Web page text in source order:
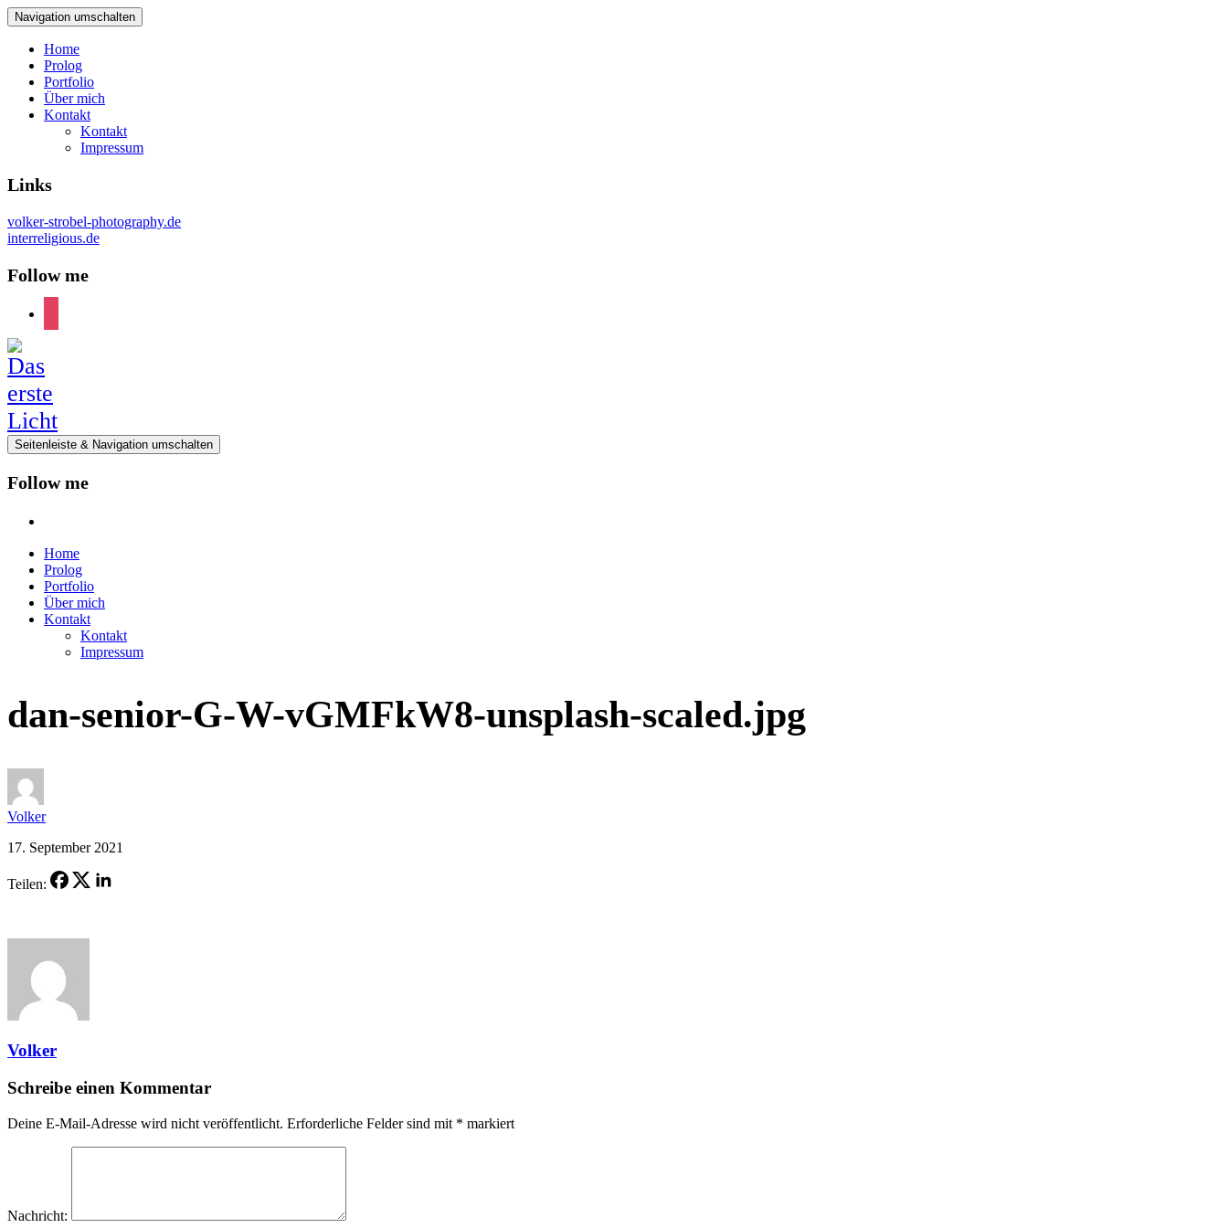
Navigation umschalten
Home
Prolog
Portfolio
Über mich
Kontakt
Kontakt
Impressum
Links
volker-strobel-photography.de
interreligious.de
Follow me
Seitenleiste & Navigation umschalten
Follow me
Home
Prolog
Portfolio
Über mich
Kontakt
Kontakt
Impressum
dan-senior-G-W-vGMFkW8-unsplash-scaled.jpg
Volker
17. September 2021
Teilen:
Volker
Schreibe einen Kommentar
Deine E-Mail-Adresse wird nicht veröffentlicht. Erforderliche Felder sind mit * markiert
Nachricht: